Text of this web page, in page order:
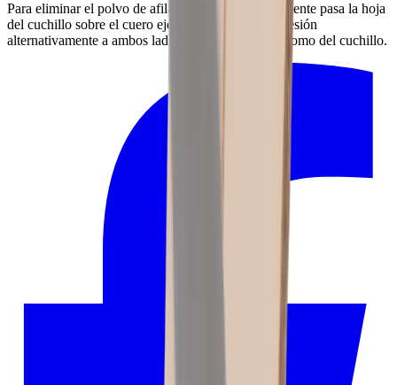
Para eliminar el polvo de afilado más fino, simplemente pasa la hoja
del cuchillo sobre el cuero ejerciendo una ligera presión
alternativamente a ambos lados y en dirección del lomo del cuchillo.